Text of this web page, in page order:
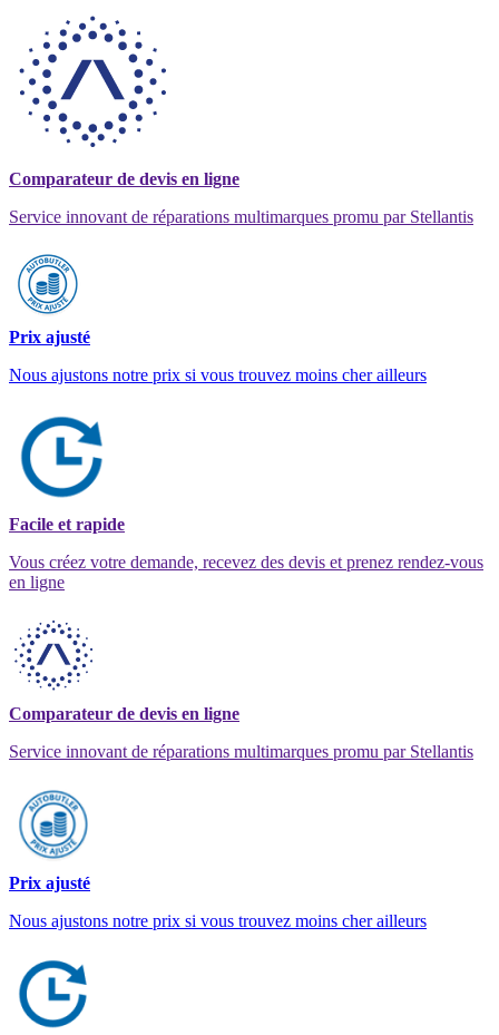
Comparateur de devis en ligne
Service innovant de réparations multimarques promu par Stellantis
Prix ajusté
Nous ajustons notre prix si vous trouvez moins cher ailleurs
Facile et rapide
Vous créez votre demande, recevez des devis et prenez rendez-vous
en ligne
Comparateur de devis en ligne
Service innovant de réparations multimarques promu par Stellantis
Prix ajusté
Nous ajustons notre prix si vous trouvez moins cher ailleurs